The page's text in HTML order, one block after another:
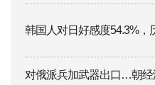
韩国人对日好感度54.3%，
对俄派兵加武器出口…朝经